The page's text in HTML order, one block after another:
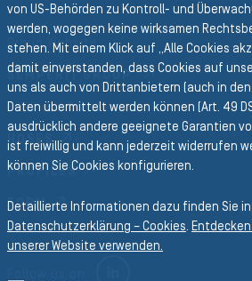
Group Website
SEMPERIT GROUP
Business Divisionen
HOSES
PROFILES
FORM
von US-Behörden zu Kontroll- und
werden, wogegen keine wirksamen
stehen. Mit einem Klick auf „Alle Cookies
damit einverstanden, dass Cookies auf
uns als auch von Drittanbietern (auch in den
Daten übermittelt werden können (Art. 49
ausdrücklich andere geeignete Garantien
ist freiwillig und kann jederzeit widerrufen
können Sie Cookies konfigurieren.
Detaillierte Informationen dazu finden Sie
Datenschutzerklärung – Cookies.
unserer Website verwenden.